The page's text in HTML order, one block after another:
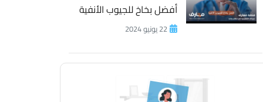
أفضل بخاخ للجيوب الأنفية
22 يونيو 2024